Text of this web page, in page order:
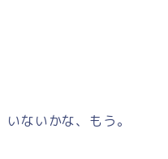
いないかな、 もう。